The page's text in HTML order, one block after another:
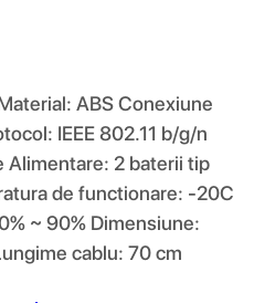
ABS Conexiune
IEEE 802.11 b/g/n
Alimentare: 2 baterii tip
de functionare: -20C
~ 90% Dimensiune:
cablu: 70 cm